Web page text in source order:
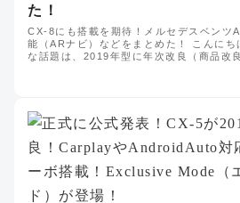
た！
CX-8にも搭載を期待！メルセデスベンツ
能（ARナビ）などをまとめた！ こんに
な話題は、2019年型に年次改良（商品改